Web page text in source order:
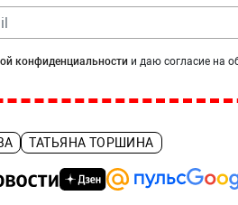
конфиденциальности и даю согласие на
ТАТЬЯНА ТОРШИНА